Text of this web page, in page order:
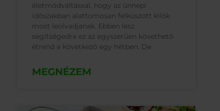
életmódváltással, hogy az ünnepi
időszakban alattomosan felkúszott kilók
most leolvadjanak. Ebben lesz
segítségedre ez az egyszerűen követhető
étrend a következő egy hétben. De
MEGNÉZEM